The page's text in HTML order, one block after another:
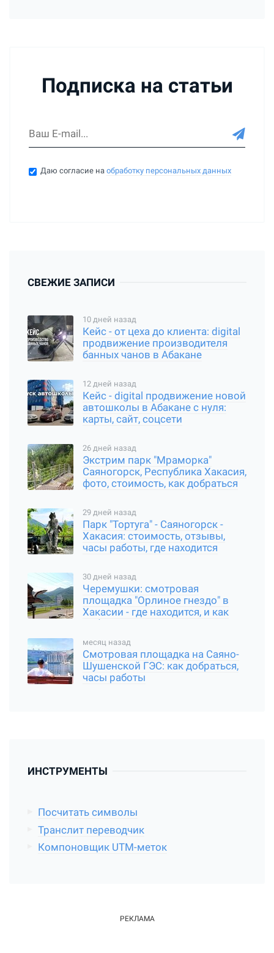
Подписка на статьи
Даю согласие наобработку персональных данных
СВЕЖИЕ ЗАПИСИ
10 дней назад
Кейс - от цеха до клиента: digital
продвижение производителя
банных чанов в Абакане
12 дней назад
Кейс - digital продвижение новой
автошколы в Абакане с нуля:
карты, сайт, соцсети
26 дней назад
Экстрим парк "Мраморка"
Саяногорск, Республика Хакасия,
фото, стоимость, как добраться
29 дней назад
Парк "Тортуга" - Саяногорск -
Хакасия: стоимость, отзывы,
часы работы, где находится
30 дней назад
Черемушки: смотровая
площадка "Орлиное гнездо" в
Хакасии - где находится, и как
добраться
месяц назад
Смотровая площадка на Саяно-
Шушенской ГЭС: как добраться,
часы работы
ИНСТРУМЕНТЫ
Посчитать символы
Транслит переводчик
Компоновщик UTM-меток